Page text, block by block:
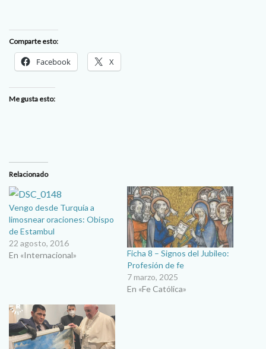
Comparte esto:
Facebook X
Me gusta esto:
Relacionado
Vengo desde Turquía a
limosnear oraciones: Obispo
de Estambul
22 agosto, 2016
En «Internacional»
Ficha 8 – Signos del Jubileo:
Profesión de fe
7 marzo, 2025
En «Fe Católica»